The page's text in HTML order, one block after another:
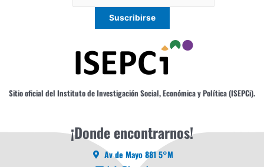
Sitio oficial del Instituto de Investigación Social, Económica y Política (ISEPCi).
¡Donde encontrarnos!
Av de Mayo 881 5°M